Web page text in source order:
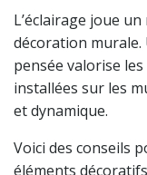
L’éclairage joue
décoration murale.
pensée valorise
installées sur les
et dynamique.
Voici des conseils
éléments